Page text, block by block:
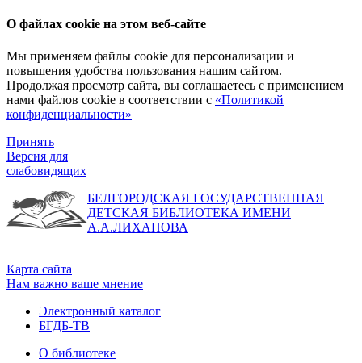
О файлах cookie на этом веб-сайте
Мы применяем файлы cookie для персонализации и
повышения удобства пользования нашим сайтом.
Продолжая просмотр сайта, вы соглашаетесь с применением
нами файлов cookie в соответствии с «Политикой
конфиденциальности»
Принять
Версия для
слабовидящих
БЕЛГОРОДСКАЯ ГОСУДАРСТВЕННАЯ
ДЕТСКАЯ БИБЛИОТЕКА ИМЕНИ
А.А.ЛИХАНОВА
Карта сайта
Нам важно ваше мнение
Электронный каталог
БГДБ-ТВ
О библиотеке